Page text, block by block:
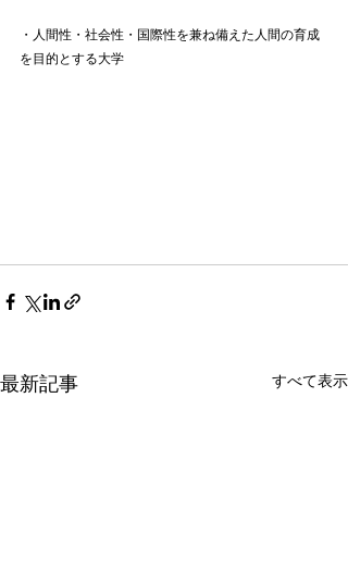
・人間性・社会性・国際性を兼ね備えた人間の育成
を目的とする大学
最新記事 すべて表示